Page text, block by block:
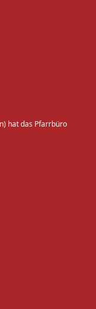
hat das Pfarrbüro